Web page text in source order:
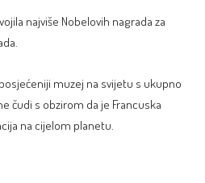
najviše Nobelovih nagrada za
muzej na svijetu s ukupno
čudi s obzirom da je Francuska
na cijelom planetu.